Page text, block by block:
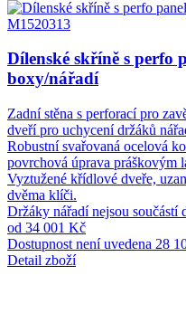
M1520313
Dílenské skříně s perfo
boxy/nářadí
Zadní stěna s perforací pro
dveří pro uchycení držáků
Robustní svařovaná ocelová
povrchová úprava práškovým
Vyztužené křídlové dveře,
dvěma klíči.
Držáky nářadí nejsou součástí
od 34 001 Kč
Dostupnost není uvedena 28
Detail zboží